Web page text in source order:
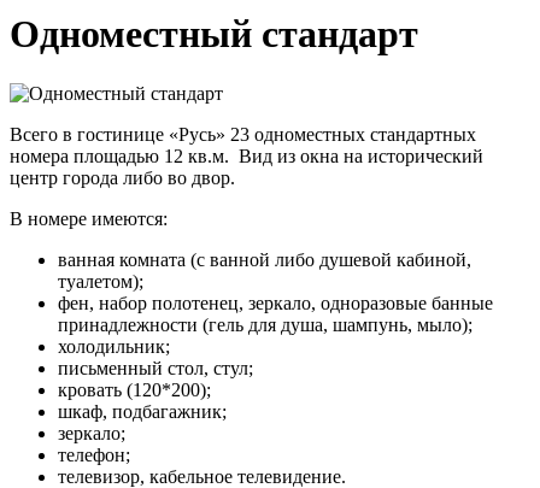
Одноместный стандарт
Всего в гостинице «Русь» 23 одноместных стандартных
номера площадью 12 кв.м. Вид из окна на исторический
центр города либо во двор.
В номере имеются:
ванная комната (с ванной либо душевой кабиной,
туалетом);
фен, набор полотенец, зеркало, одноразовые банные
принадлежности (гель для душа, шампунь, мыло);
холодильник;
письменный стол, стул;
кровать (120*200);
шкаф, подбагажник;
зеркало;
телефон;
телевизор, кабельное телевидение.